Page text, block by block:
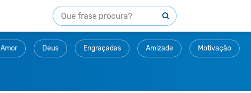
Amor Deus Engraçadas Amizade Motivação